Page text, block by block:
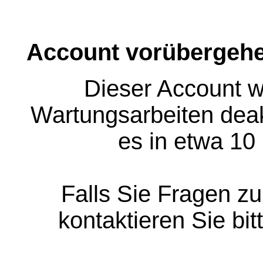
Account
Dieser Account
Wartungsarbeiten
es in etwa
Falls Sie Fragen
kontaktieren Sie